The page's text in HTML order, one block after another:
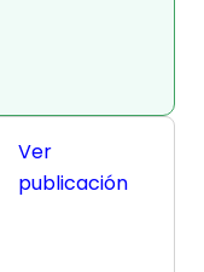
Ver
publicación